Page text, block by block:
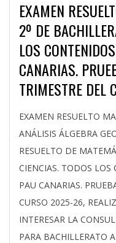
EXAMEN
2º DE
LOS
CANARIAS.
TRIMESTRE DEL
2026-
04-
21
EXAMEN RESUELTO
ANÁLISIS ÁLGEBRA
RESUELTO DE
CIENCIAS. TODOS LOS
PAU CANARIAS.
CURSO 2025-26,
INTERESAR LA
PARA BACHILLERATO